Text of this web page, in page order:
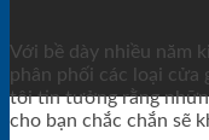
Với bề dày nhiều năm
phân phối các loại cửa
tôi tin tưởng rằng
cho bạn chắc chắn sẽ